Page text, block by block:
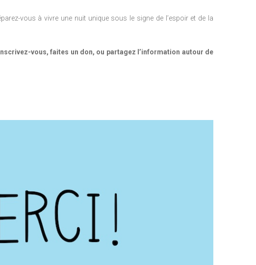
vous à vivre une nuit unique sous le signe de l’espoir et de la
Inscrivez-vous, faites un don, ou partagez l’information autour de